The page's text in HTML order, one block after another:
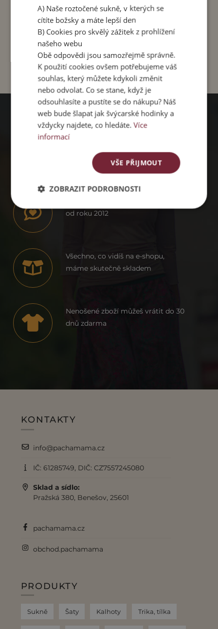
úspěšnou podnikatelkou. Výrobou bižuterie
zaměstnává 10 žen ze své vesnice.
Nákupem tohoto náramku podpoříte provoz
dílny paní Nyoman.
PROČ
PACHAMAMA
od roku 2012
Všechno, co vidíš na e-shopu,
máme skutečně skladem
Nenošené zboží můžeš vrátit do 30
dnů zdarma
KONTAKTY
info@pachamama.cz
IČ: 61285749, DIČ: CZ7557245080
Sklad a sídlo:
Pražská 380, Benešov, 25601
pachamama.cz
obchod.pachamama
PRODUKTY
Sukně Šaty Kalhoty Trika, tílka
A) Naše roztočené sukně, v kterých se
cítíte božsky a máte lepší den
B) Cookies pro skvělý zážitek z prohlížení
našeho webu
Obě odpovědi jsou samozřejmě správně.
K použití cookies ovšem potřebujeme váš
souhlas, který můžete kdykoli změnit
nebo odvolat. Co se stane, když je
odsouhlasíte a pustíte se do nákupu? Náš
web bude šlapat jak švýcarské hodinky a
vždycky najdete, co hledáte.Více
informací
VŠE PŘIJMOUT
ZOBRAZIT PODROBNOSTI